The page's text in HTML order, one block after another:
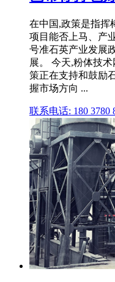
在中国,政策是指挥
项目能否上马、产
号准石英产业发展
展。 今天,粉体技
策正在支持和鼓励
握市场方向 ...
联系电话: 180 3780